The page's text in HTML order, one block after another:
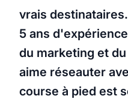
vrais
5 ans
du marketing et
aime réseauter
course à pied est